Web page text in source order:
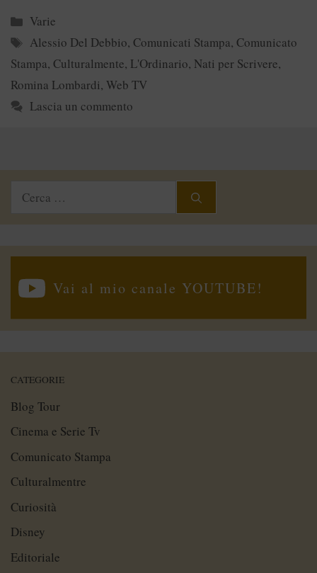
Categorie
Varie
Tag
Alessio Del Debbio,Comunicati Stampa,Comunicato
Stampa, Culturalmente, L'Ordinario, Nati per Scrivere,
Romina Lombardi, Web TV
Lascia un commento
Ricerca
Vai al mio canale YOUTUBE!
CATEGORIE
Blog Tour
Cinema e Serie Tv
Comunicato Stampa
Culturalmentre
Curiosità
Disney
Editoriale